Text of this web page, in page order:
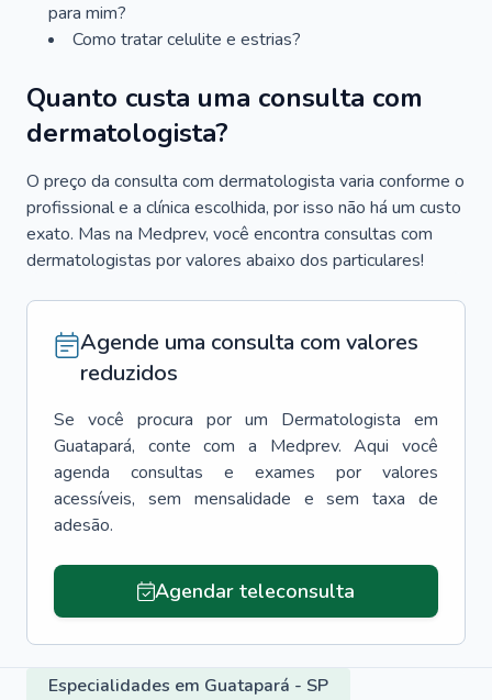
para mim?
Como tratar celulite e estrias?
Quanto custa uma consulta com
dermatologista?
O preço da consulta com dermatologista varia conforme o
profissional e a clínica escolhida, por isso não há um custo
exato. Mas na Medprev, você encontra consultas com
dermatologistas por valores abaixo dos particulares!
Agende uma consulta com valores
reduzidos
Se você procura por um Dermatologista em
Guatapará, conte com a Medprev. Aqui você
agenda consultas e exames por valores
acessíveis, sem mensalidade e sem taxa de
adesão.
Agendar teleconsulta
Especialidades em Guatapará - SP